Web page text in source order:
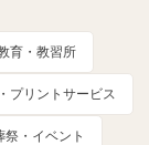
育・教習所
プリントサービス
祭・イベント